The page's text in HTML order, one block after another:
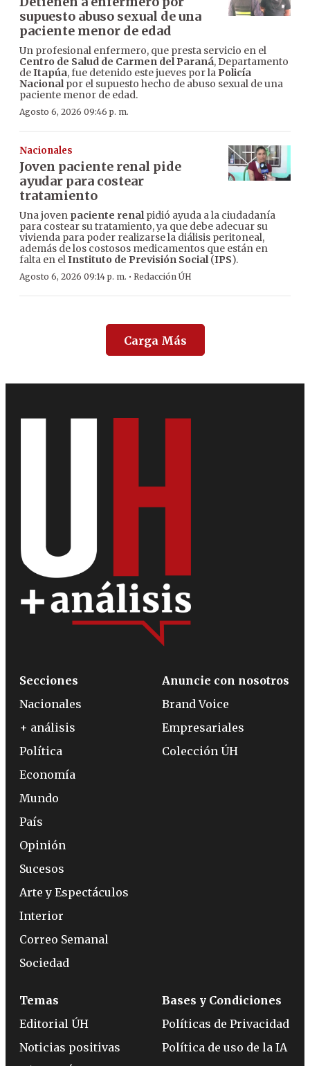
supuesto abuso sexual de una
paciente menor de edad
Un profesional enfermero, que presta servicio en el
Centro de Salud de Carmen del Paraná, Departamento
deItapúa, fue detenido este jueves por la Policía
Nacionalpor el supuesto hecho de abuso sexual de una
paciente menor de edad.
Agosto 6, 2026 09:46 p. m.
Nacionales
Joven paciente renal pide
ayudar para costear
tratamiento
Una joven paciente renalpidió ayuda a la ciudadanía
para costear su tratamiento, ya que debe adecuar su
vivienda para poder realizarse la diálisis peritoneal,
además de los costosos medicamentos que están en
falta en elInstituto de Previsión Social(IPS).
Agosto 6, 2026 09:14 p. m. · Redacción ÚH
Carga Más
Secciones
Nacionales
+ análisis
Política
Economía
Mundo
País
Opinión
Sucesos
Arte y Espectáculos
Interior
Correo Semanal
Sociedad
Anuncie con nosotros
Brand Voice
Empresariales
Colección ÚH
Temas
Editorial ÚH
Noticias positivas
Bases y Condiciones
Políticas de Privacidad
Política de uso de la IA